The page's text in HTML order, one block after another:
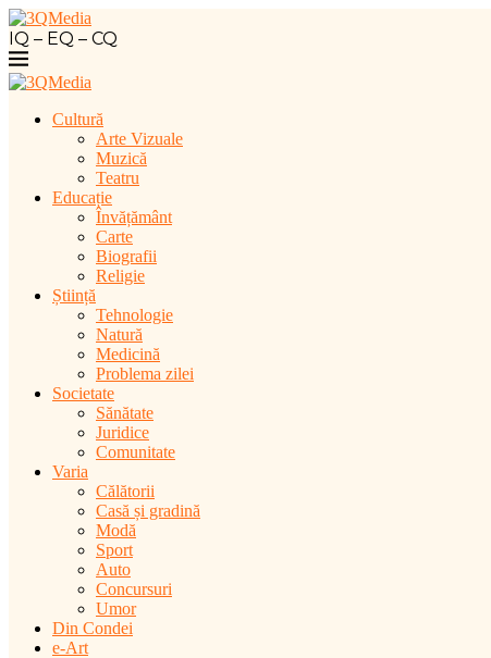
IQ – EQ – CQ
Cultură
Arte Vizuale
Muzică
Teatru
Educație
Învățământ
Carte
Biografii
Religie
Știință
Tehnologie
Natură
Medicină
Problema zilei
Societate
Sănătate
Juridice
Comunitate
Varia
Călătorii
Casă și gradină
Modă
Sport
Auto
Concursuri
Umor
Din Condei
e-Art